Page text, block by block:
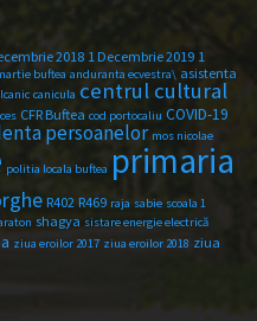
2018 1 Decembrie 2019 1
buftea anduranta ecvestra\ asistenta
canicula centrul cultural
CFR Buftea cod portocaliu COVID-19
persoanelor mos nicolae
politia locala buftea primaria
R402 R469 raja sabie scoala 1
shagya sistare energie electrică
ziua eroilor 2017 ziua eroilor 2018 ziua